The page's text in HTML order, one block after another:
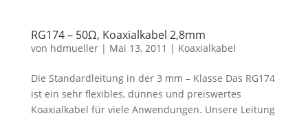
RG174 – 50Ω, Koaxialkabel 2,8mm
von hdmueller| Mai 13, 2011 | Koaxialkabel
Die Standardleitung in der 3 mm – Klasse Das RG174
ist ein sehr flexibles, dünnes und preiswertes
Koaxialkabel für viele Anwendungen. Unsere Leitung